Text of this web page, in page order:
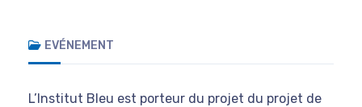
EVÉNEMENT
L’Institut Bleu est porteur du projet du projet de